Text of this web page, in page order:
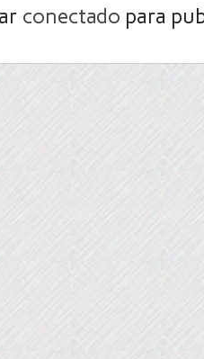
conectado para